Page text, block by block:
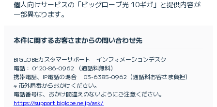
個人向けサービスの「ビッグローブ光 10ギガ」と提供内容が
一部異なります。
本件に関するお客さまからの問い合わせ先
BIGLOBEカスタマーサポート インフォメーションデスク
電話： 0120-86-0962 （通話料無料）
携帯電話、IP電話の場合 03-6385-0962（通話料お客さま負担）
※ 市外局番からおかけください。
電話番号は、おかけ間違えのないようにご注意ください。
https://support.biglobe.ne.jp/ask/